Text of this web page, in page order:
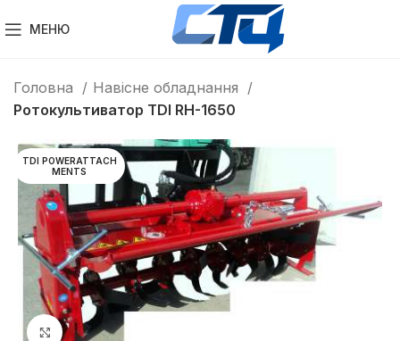
МЕНЮ
Головна
Навісне обладнання
Ротокультиватор TDI RH-1650
TDI POWERATTACH
MENTS
Клацніть, щоб збільшити